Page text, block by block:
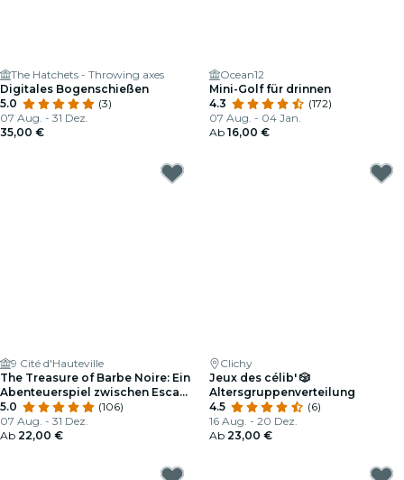
The Hatchets - Throwing axes
Digitales Bogenschießen
5.0
(3)
07 Aug. - 31 Dez.
35,00 €
Ocean12
Mini-Golf für drinnen
4.3
(172)
07 Aug. - 04 Jan.
Ab 16,00 €
9 Cité d'Hauteville
The Treasure of Barbe Noire: Ein
Abenteuerspiel zwischen Escape
Room und TV-Quiz
5.0
(106)
07 Aug. - 31 Dez.
Ab 22,00 €
Clichy
Jeux des célib' 🎲
Altersgruppenverteilung
4.5
(6)
16 Aug. - 20 Dez.
Ab 23,00 €